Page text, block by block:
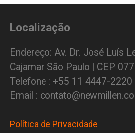
Localização
Endereço: Av. Dr. José Luís
Cajamar São Paulo | CEP
Telefone : +55 11 4447-2220
Email :
Política de Privacidade